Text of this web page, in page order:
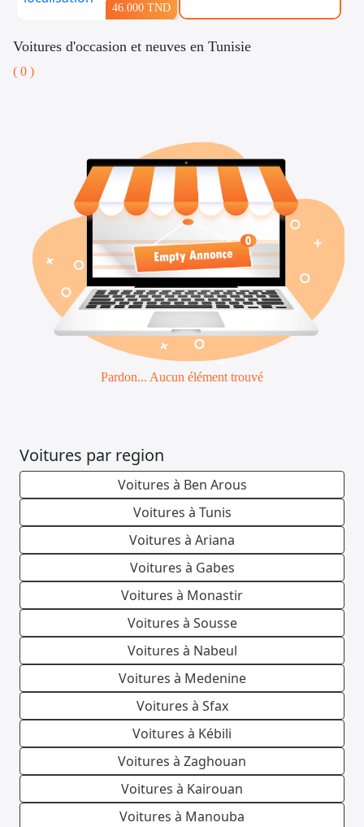
Informatique
&
Multimedia
Emploi &
Services
46.000 TND
Voitures d'occasion et neuves en Tunisie
( 0 )
Pardon... Aucun élément trouvé
Voitures par region
Voitures à Ben Arous
Voitures à Tunis
Voitures à Ariana
Voitures à Gabes
Voitures à Monastir
Voitures à Sousse
Voitures à Nabeul
Voitures à Medenine
Voitures à Sfax
Voitures à Kébili
Voitures à Zaghouan
Voitures à Kairouan
Voitures à Manouba